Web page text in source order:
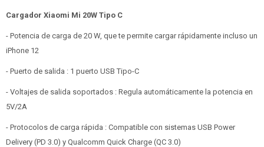
Cargador Xiaomi Mi 20W Tipo C
- Potencia de carga de 20 W, que te permite cargar rápidamente incluso un
iPhone 12
- Puerto de salida : 1 puerto USB Tipo-C
- Voltajes de salida soportados : Regula automáticamente la potencia en
5V/2A
- Protocolos de carga rápida : Compatible con sistemas USB Power
Delivery (PD 3.0) y Qualcomm Quick Charge (QC 3.0)